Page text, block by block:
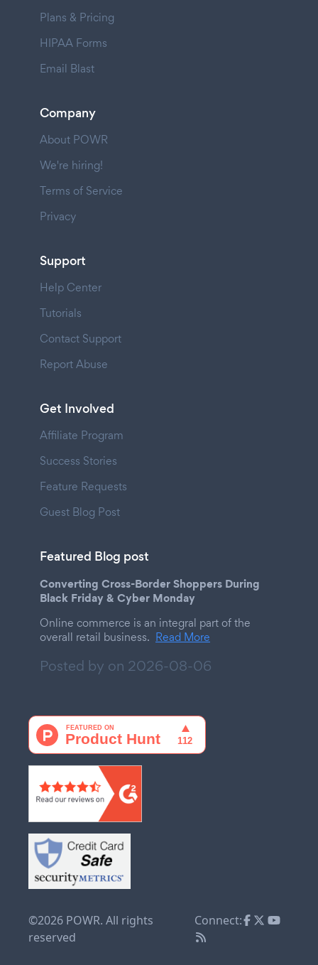
Plans & Pricing
HIPAA Forms
Email Blast
Company
About POWR
We're hiring!
Terms of Service
Privacy
Support
Help Center
Tutorials
Contact Support
Report Abuse
Get Involved
Affiliate Program
Success Stories
Feature Requests
Guest Blog Post
Featured Blog post
Converting Cross-Border Shoppers During
Black Friday & Cyber Monday
Online commerce is an integral part of the
overall retail business. Read More
Posted by on 2026-08-06
©2026 POWR. All rights
reserved
Connect: